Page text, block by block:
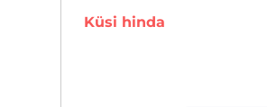
Küsi hinda